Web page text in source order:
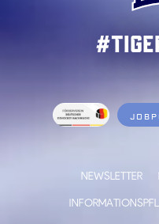
NEWSLETTER